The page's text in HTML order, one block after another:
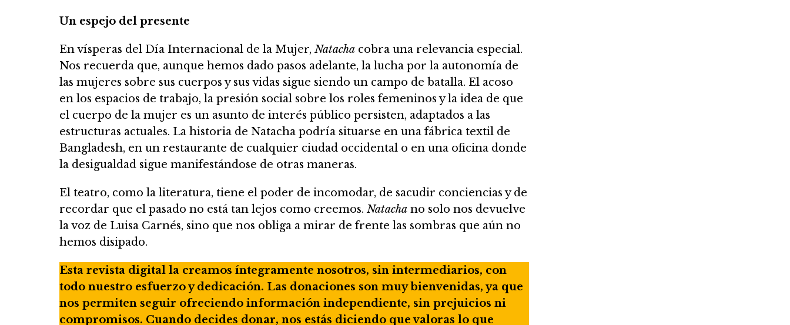
Un espejo del presente
En vísperas del Día Internacional de la Mujer, Natachacobra una relevancia especial.
Nos recuerda que, aunque hemos dado pasos adelante, la lucha por la autonomía de
las mujeres sobre sus cuerpos y sus vidas sigue siendo un campo de batalla. El acoso
en los espacios de trabajo, la presión social sobre los roles femeninos y la idea de que
el cuerpo de la mujer es un asunto de interés público persisten, adaptados a las
estructuras actuales. La historia de Natacha podría situarse en una fábrica textil de
Bangladesh, en un restaurante de cualquier ciudad occidental o en una oficina donde
la desigualdad sigue manifestándose de otras maneras.
El teatro, como la literatura, tiene el poder de incomodar, de sacudir conciencias y de
recordar que el pasado no está tan lejos como creemos. Natachano solo nos devuelve
la voz de Luisa Carnés, sino que nos obliga a mirar de frente las sombras que aún no
hemos disipado.
Esta revista digital la creamos íntegramente nosotros, sin intermediarios, con
todo nuestro esfuerzo y dedicación. Las donaciones son muy bienvenidas, ya que
nos permiten seguir ofreciendo información independiente, sin prejuicios ni
compromisos. Cuando decides donar, nos estás diciendo que valoras lo que